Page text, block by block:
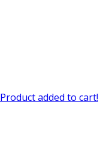
Product added to cart!